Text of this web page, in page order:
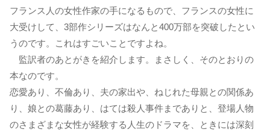
フランス人の女性作家の手になるもので、フランスの女性に
大受けして、3部作シリーズはなんと400万部を突破したとい
うのです。これはすごいことですよね。
監訳者のあとがきを紹介します。まさしく、そのとおりの
本なのです。
恋愛あり、不倫あり、夫の家出や、ねじれた母親との関係あ
り、娘との葛藤あり、はては殺人事件までありと、登場人物
のさまざまな女性が経験する人生のドラマを、ときには深刻